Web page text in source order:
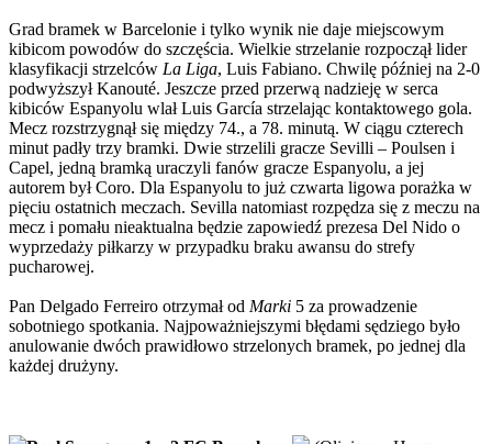
Grad bramek w Barcelonie i tylko wynik nie daje miejscowym
kibicom powodów do szczęścia. Wielkie strzelanie rozpoczął lider
klasyfikacji strzelców La Liga, Luis Fabiano. Chwilę później na 2-0
podwyższył Kanouté. Jeszcze przed przerwą nadzieję w serca
kibiców Espanyolu wlał Luis García strzelając kontaktowego gola.
Mecz rozstrzygnął się między 74., a 78. minutą. W ciągu czterech
minut padły trzy bramki. Dwie strzelili gracze Sevilli – Poulsen i
Capel, jedną bramką uraczyli fanów gracze Espanyolu, a jej
autorem był Coro. Dla Espanyolu to już czwarta ligowa porażka w
pięciu ostatnich meczach. Sevilla natomiast rozpędza się z meczu na
mecz i pomału nieaktualna będzie zapowiedź prezesa Del Nido o
wyprzedaży piłkarzy w przypadku braku awansu do strefy
pucharowej.
Pan Delgado Ferreiro otrzymał od Marki 5 za prowadzenie
sobotniego spotkania. Najpoważniejszymi błędami sędziego było
anulowanie dwóch prawidłowo strzelonych bramek, po jednej dla
każdej drużyny.